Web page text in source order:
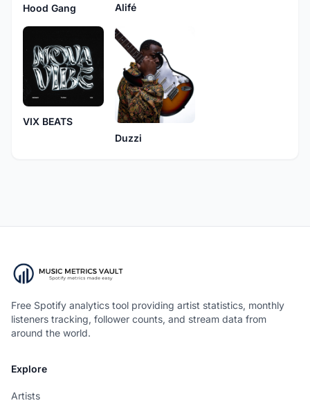
Hood Gang Alifé
VIX BEATS
Duzzi
Free Spotify analytics tool providing artist statistics, monthly
listeners tracking, follower counts, and stream data from
around the world.
Explore
Artists